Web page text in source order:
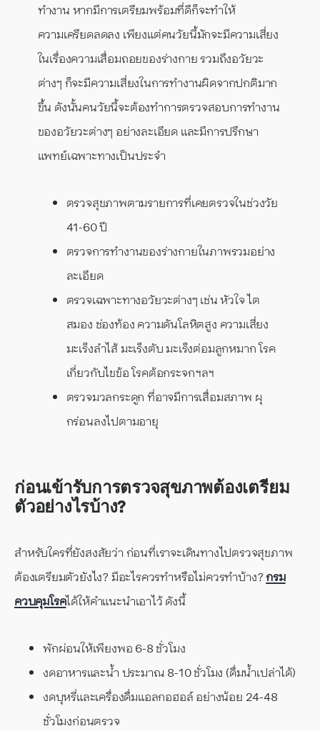
ทำงาน หากมีการเตรียมพร้อมที่ดีก็จะทำให้
ความเครียดลดลง เพียงแต่คนวัยนี้มักจะมีความเสี่ยง
ในเรื่องความเสื่อมถอยของร่างกาย รวมถึงอวัยวะ
ต่างๆ ก็จะมีความเสี่ยงในการทำงานผิดจากปกติมาก
ขึ้น ดังนั้นคนวัยนี้จะต้องทำการตรวจสอบการทำงาน
ของอวัยวะต่างๆ อย่างละเอียด และมีการปรึกษา
แพทย์เฉพาะทางเป็นประจำ
ตรวจสุขภาพตามรายการที่เคยตรวจในช่วงวัย
41-60 ปี
ตรวจการทำงานของร่างกายในภาพรวมอย่าง
ละเอียด
ตรวจเฉพาะทางอวัยวะต่างๆ เช่น หัวใจ ไต
สมอง ช่องท้อง ความดันโลหิตสูง ความเสี่ยง
มะเร็งลำไส้ มะเร็งตับ มะเร็งต่อมลูกหมาก โรค
เกี่ยวกับไขข้อ โรคต้อกระจก ฯลฯ
ตรวจมวลกระดูก ที่อาจมีการเสื่อมสภาพ ผุ
กร่อนลงไปตามอายุ
ก่อนเข้ารับการตรวจสุขภาพต้องเตรียม
ตัวอย่างไรบ้าง?
สำหรับใครที่ยังสงสัยว่า ก่อนที่เราจะเดินทางไปตรวจสุขภาพ
ต้องเตรียมตัวยังไง? มีอะไรควรทำหรือไม่ควรทำบ้าง? กรม
ควบคุมโรคได้ให้คำแนะนำเอาไว้ ดังนี้
พักผ่อนให้เพียงพอ 6-8 ชั่วโมง
งดอาหารและน้ำ ประมาณ 8-10 ชั่วโมง (ดื่มน้ำเปล่าได้)
งดบุหรี่และเครื่องดื่มแอลกอฮอล์ อย่างน้อย 24-48
ชั่วโมงก่อนตรวจ